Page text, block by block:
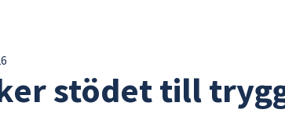
stödet till